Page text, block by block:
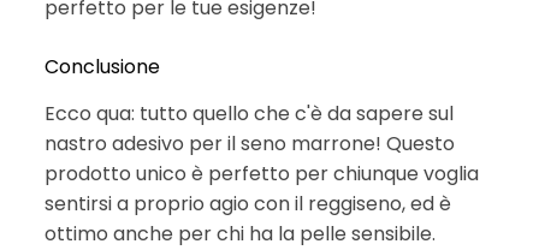
perfetto per le tue esigenze!
Conclusione
Ecco qua: tutto quello che c'è da sapere sul
nastro adesivo per il seno marrone! Questo
prodotto unico è perfetto per chiunque voglia
sentirsi a proprio agio con il reggiseno, ed è
ottimo anche per chi ha la pelle sensibile.